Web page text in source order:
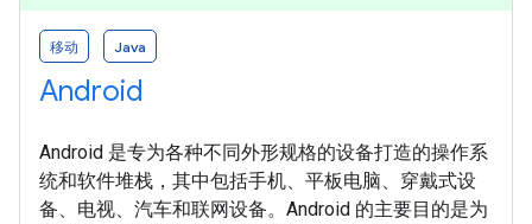
移动 Java
Android
Android 是专为各种不同外形规格的设备打造的操作系
统和软件堆栈，其中包括手机、平板电脑、穿戴式设
备、电视、汽车和联网设备。Android 的主要目的是为